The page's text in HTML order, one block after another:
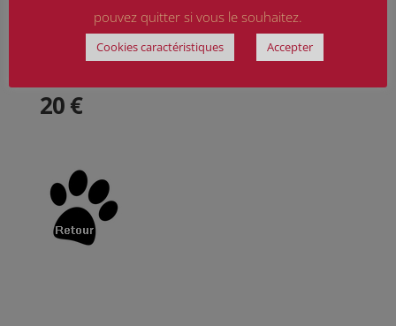
20 €
pouvez quitter si vous le souhaitez.
Cookies caractéristiques Accepter